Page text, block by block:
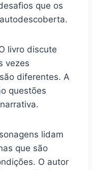
que os
livro discute
vezes
diferentes. A
questões
lidam
que são
O autor